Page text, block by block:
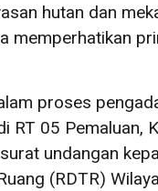
hutan dan
memperhatikan
proses
05 Pemaluan,
undangan
(RDTR)